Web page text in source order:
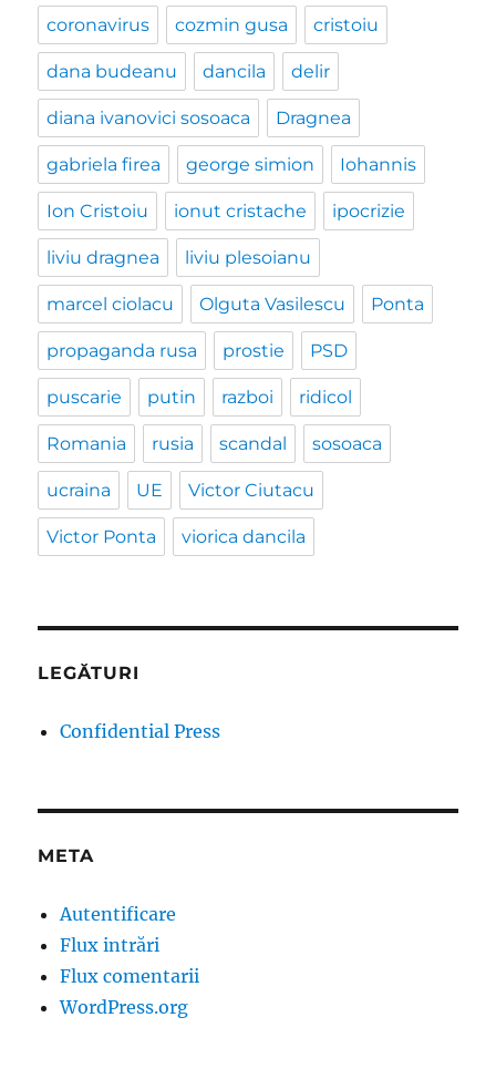
coronavirus cozmin gusa cristoiu
dana budeanu dancila delir
diana ivanovici sosoaca Dragnea
gabriela firea george simion Iohannis
Ion Cristoiu ionut cristache ipocrizie
liviu dragnea liviu plesoianu
marcel ciolacu Olguta Vasilescu Ponta
propaganda rusa prostie PSD
puscarie putin razboi ridicol
Romania rusia scandal sosoaca
ucraina UE Victor Ciutacu
Victor Ponta viorica dancila
LEGĂTURI
Confidential Press
META
Autentificare
Flux intrări
Flux comentarii
WordPress.org